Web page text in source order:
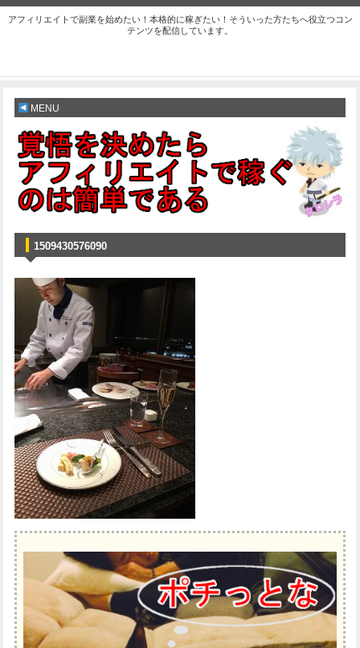
アフィリエイトで副業を始めたい！本格的に稼ぎたい！そういった方たちへ役立つコン
テンツを配信しています。
MENU
1509430576090